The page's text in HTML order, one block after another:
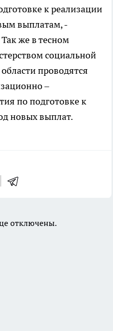
к реализации
выплатам, -
же в тесном
социальной
проводятся
–
по подготовке к
новых выплат.
отключены.